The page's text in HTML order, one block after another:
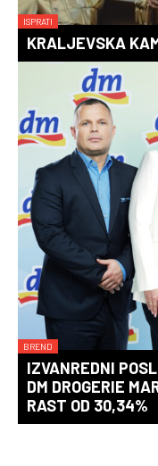
ISPRATI
KRALJEVSKA
BREND
IZVANREDNI
DM DROGERIE
RAST OD 30,34%